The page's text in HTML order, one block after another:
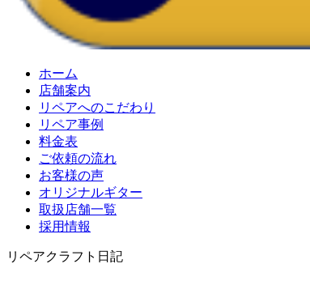
ホーム
店舗案内
リペアへのこだわり
リペア事例
料金表
ご依頼の流れ
お客様の声
オリジナルギター
取扱店舗一覧
採用情報
リペアクラフト日記